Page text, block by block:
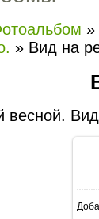
»
» Вид на
весной.